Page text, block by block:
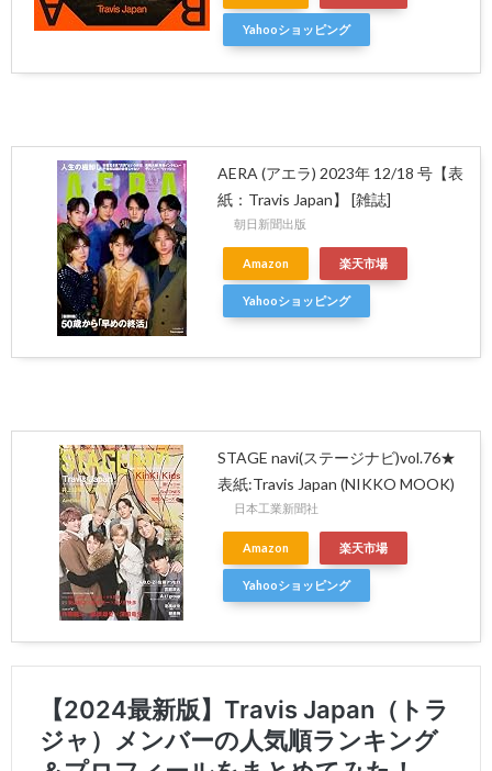
Yahooショッピング
AERA (アエラ) 2023年 12/18 号【表
紙：Travis Japan】 [雑誌]
朝日新聞出版
Amazon 楽天市場
Yahooショッピング
STAGE navi(ステージナビ)vol.76★
表紙:Travis Japan (NIKKO MOOK)
日本工業新聞社
Amazon 楽天市場
Yahooショッピング